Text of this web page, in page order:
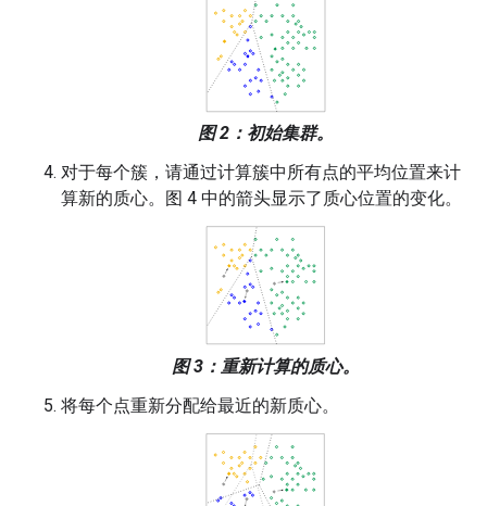
图 2：初始集群。
对于每个簇，请通过计算簇中所有点的平均位置来计
算新的质心。图 4 中的箭头显示了质心位置的变化。
图 3：重新计算的质心。
将每个点重新分配给最近的新质心。